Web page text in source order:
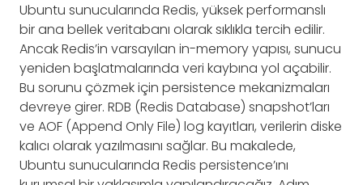
Ubuntu sunucularında Redis, yüksek performanslı
bir ana bellek veritabanı olarak sıklıkla tercih edilir.
Ancak Redis’in varsayılan in-memory yapısı, sunucu
yeniden başlatmalarında veri kaybına yol açabilir.
Bu sorunu çözmek için persistence mekanizmaları
devreye girer. RDB (Redis Database) snapshot’ları
ve AOF (Append Only File) log kayıtları, verilerin diske
kalıcı olarak yazılmasını sağlar. Bu makalede,
Ubuntu sunucularında Redis persistence’ını